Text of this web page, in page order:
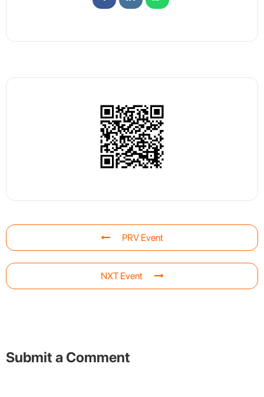
PRV Event
NXT Event
Submit a Comment